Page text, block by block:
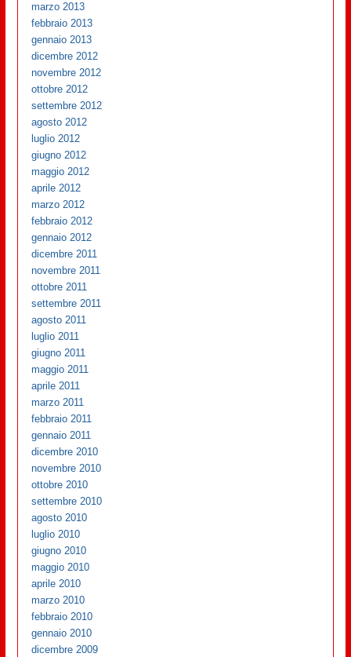
marzo 2013
febbraio 2013
gennaio 2013
dicembre 2012
novembre 2012
ottobre 2012
settembre 2012
agosto 2012
luglio 2012
giugno 2012
maggio 2012
aprile 2012
marzo 2012
febbraio 2012
gennaio 2012
dicembre 2011
novembre 2011
ottobre 2011
settembre 2011
agosto 2011
luglio 2011
giugno 2011
maggio 2011
aprile 2011
marzo 2011
febbraio 2011
gennaio 2011
dicembre 2010
novembre 2010
ottobre 2010
settembre 2010
agosto 2010
luglio 2010
giugno 2010
maggio 2010
aprile 2010
marzo 2010
febbraio 2010
gennaio 2010
dicembre 2009